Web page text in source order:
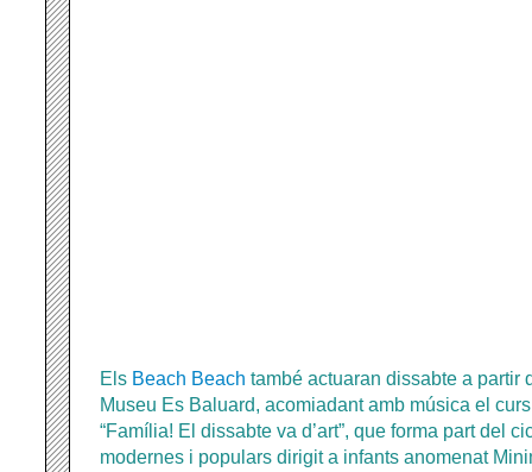
Els Beach Beach també actuaran dissabte a partir
Museu Es Baluard, acomiadant amb música el
“Família! El dissabte va d’art”, que forma part del
modernes i populars dirigit a infants anomenat